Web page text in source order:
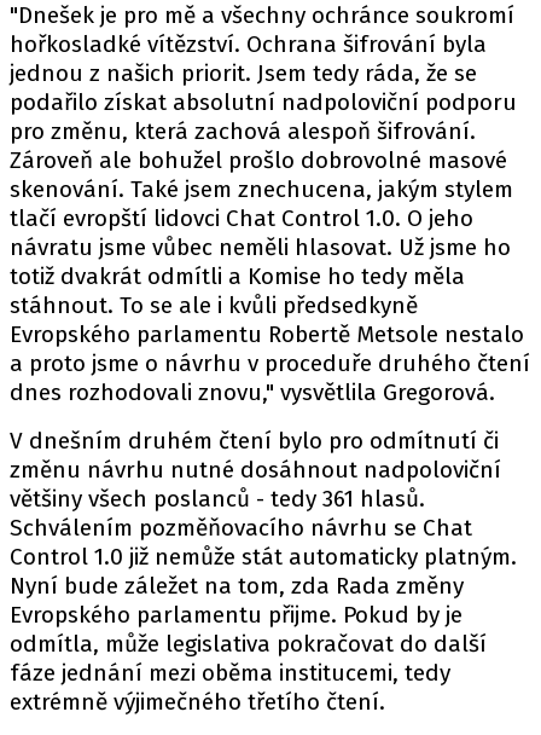
"Dnešek je pro mě a všechny ochránce soukromí
hořkosladké vítězství. Ochrana šifrování byla
jednou z našich priorit. Jsem tedy ráda, že se
podařilo získat absolutní nadpoloviční podporu
pro změnu, která zachová alespoň šifrování.
Zároveň ale bohužel prošlo dobrovolné masové
skenování. Také jsem znechucena, jakým stylem
tlačí evropští lidovci Chat Control 1.0. O jeho
návratu jsme vůbec neměli hlasovat. Už jsme ho
totiž dvakrát odmítli a Komise ho tedy měla
stáhnout. To se ale i kvůli předsedkyně
Evropského parlamentu Robertě Metsole nestalo
a proto jsme o návrhu v proceduře druhého čtení
dnes rozhodovali znovu," vysvětlila Gregorová.
V dnešním druhém čtení bylo pro odmítnutí či
změnu návrhu nutné dosáhnout nadpoloviční
většiny všech poslanců - tedy 361 hlasů.
Schválením pozměňovacího návrhu se Chat
Control 1.0 již nemůže stát automaticky platným.
Nyní bude záležet na tom, zda Rada změny
Evropského parlamentu přijme. Pokud by je
odmítla, může legislativa pokračovat do další
fáze jednání mezi oběma institucemi, tedy
extrémně výjimečného třetího čtení.